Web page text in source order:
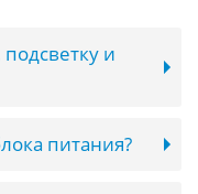
и
питания?